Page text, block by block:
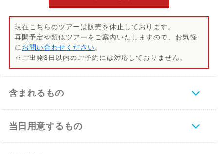
現在こちらのツアーは販売を休止しております。
再開予定や類似ツアーをご案内いたしますので、お気軽
にお問い合わせください。
※ご出発3日以内のご予約には対応しておりません。
含まれるもの
当日用意するもの